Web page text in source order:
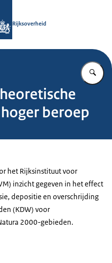
Rijksoverheid
beroep
het Rijksinstituut voor
inzicht gegeven in het effect
depositie en overschrijding
(KDW) voor
2000-gebieden.